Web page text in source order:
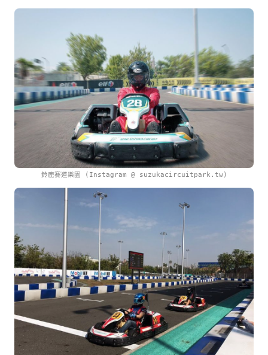
鈴鹿賽道樂園 (Instagram @ suzukacircuitpark.tw)